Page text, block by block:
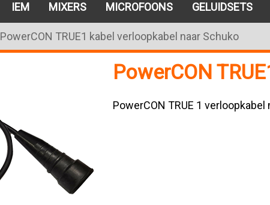
IEM MIXERS MICROFOONS GELUIDSETS
PowerCON TRUE1 kabel verloopkabel naar Schuko
PowerCON
PowerCON TRUE 1 verloopkabel